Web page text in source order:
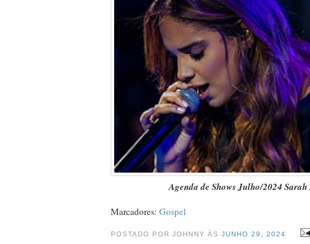
Agenda de Shows Julho/2024
Marcadores: Gospel
POSTADO POR JOHNNY ÀSJUNHO 29, 2024